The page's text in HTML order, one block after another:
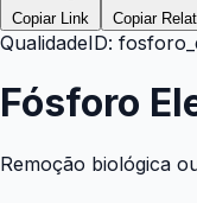
Copiar Link Copiar
QualidadeID:
Fósforo
Remoção biológica